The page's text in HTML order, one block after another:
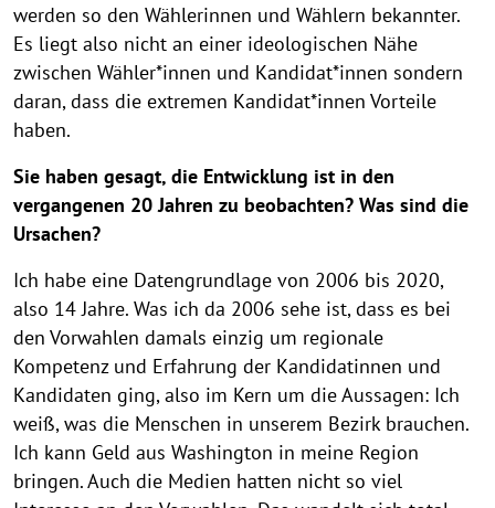
werden so den Wählerinnen und Wählern bekannter.
Es liegt also nicht an einer ideologischen Nähe
zwischen Wähler*innen und Kandidat*innen sondern
daran, dass die extremen Kandidat*innen Vorteile
haben.
Sie haben gesagt, die Entwicklung ist in den
vergangenen 20 Jahren zu beobachten? Was sind die
Ursachen?
Ich habe eine Datengrundlage von 2006 bis 2020,
also 14 Jahre. Was ich da 2006 sehe ist, dass es bei
den Vorwahlen damals einzig um regionale
Kompetenz und Erfahrung der Kandidatinnen und
Kandidaten ging, also im Kern um die Aussagen: Ich
weiß, was die Menschen in unserem Bezirk brauchen.
Ich kann Geld aus Washington in meine Region
bringen. Auch die Medien hatten nicht so viel